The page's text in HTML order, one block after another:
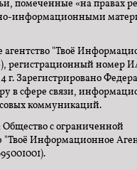
помеченные «на правах
информационными
"Твоё
регистрационный номер
г. Зарегистрировано
в сфере связи,
коммуникаций.
с ограниченной
"Твоё Информационное